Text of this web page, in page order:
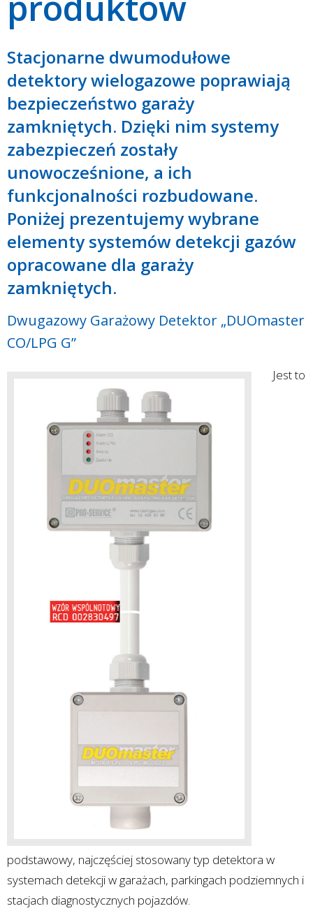
Stacjonarne dwumodułowe
detektory wielogazowe poprawiają
bezpieczeństwo garaży
zamkniętych. Dzięki nim systemy
zabezpieczeń zostały
unowocześnione, a ich
funkcjonalności rozbudowane.
Poniżej prezentujemy wybrane
elementy systemów detekcji gazów
opracowane dla garaży
zamkniętych.
Dwugazowy Garażowy Detektor „DUOmaster
CO/LPG G”
Jest to
podstawowy, najczęściej stosowany typ detektora w
systemach detekcji w garażach, parkingach podziemnych i
stacjach diagnostycznych pojazdów.